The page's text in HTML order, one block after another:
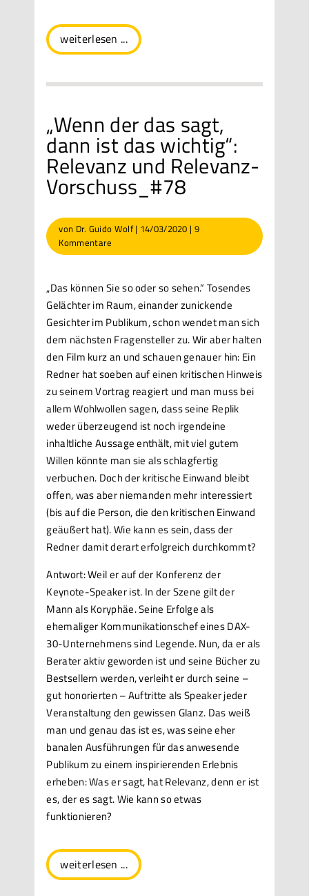
weiterlesen ...
„Wenn der das sagt,
dann ist das wichtig“:
Relevanz und Relevanz-
Vorschuss_#78
von Dr. Guido Wolf| 14/03/2020 | 9
Kommentare
„Das können Sie so oder so sehen.“ Tosendes
Gelächter im Raum, einander zunickende
Gesichter im Publikum, schon wendet man sich
dem nächsten Fragensteller zu. Wir aber halten
den Film kurz an und schauen genauer hin: Ein
Redner hat soeben auf einen kritischen Hinweis
zu seinem Vortrag reagiert und man muss bei
allem Wohlwollen sagen, dass seine Replik
weder überzeugend ist noch irgendeine
inhaltliche Aussage enthält, mit viel gutem
Willen könnte man sie als schlagfertig
verbuchen. Doch der kritische Einwand bleibt
offen, was aber niemanden mehr interessiert
(bis auf die Person, die den kritischen Einwand
geäußert hat). Wie kann es sein, dass der
Redner damit derart erfolgreich durchkommt?
Antwort: Weil er auf der Konferenz der
Keynote-Speaker ist. In der Szene gilt der
Mann als Koryphäe. Seine Erfolge als
ehemaliger Kommunikationschef eines DAX-
30-Unter­nehmens sind Legende. Nun, da er als
Berater aktiv geworden ist und seine Bücher zu
Bestsellern werden, verleiht er durch seine –
gut honorierten – Auftritte als Speaker jeder
Veranstaltung den gewissen Glanz. Das weiß
man und genau das ist es, was seine eher
banalen Ausführungen für das anwesende
Publikum zu einem inspirierenden Erlebnis
erheben: Was er sagt, hat Relevanz, denn er ist
es, der es sagt. Wie kann so etwas
funktionieren?
weiterlesen ...